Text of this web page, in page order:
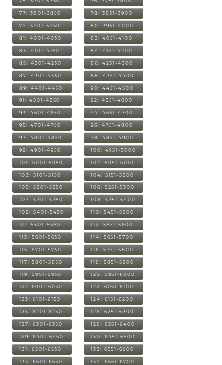
77: 3801-3850 78: 3851-3900
79: 3901-3950 80: 3951-4000
81: 4001-4050 82: 4051-4100
83: 4101-4150 84: 4151-4200
85: 4201-4250 86: 4251-4300
87: 4301-4350 88: 4351-4400
89: 4401-4450 90: 4451-4500
91: 4501-4550 92: 4551-4600
93: 4601-4650 94: 4651-4700
95: 4701-4750 96: 4751-4800
97: 4801-4850 98: 4851-4900
99: 4901-4950 100: 4951-5000
101: 5001-5050 102: 5051-5100
103: 5101-5150 104: 5151-5200
105: 5201-5250 106: 5251-5300
107: 5301-5350 108: 5351-5400
109: 5401-5450 110: 5451-5500
111: 5501-5550 112: 5551-5600
113: 5601-5650 114: 5651-5700
115: 5701-5750 116: 5751-5800
117: 5801-5850 118: 5851-5900
119: 5901-5950 120: 5951-6000
121: 6001-6050 122: 6051-6100
123: 6101-6150 124: 6151-6200
125: 6201-6250 126: 6251-6300
127: 6301-6350 128: 6351-6400
129: 6401-6450 130: 6451-6500
131: 6501-6550 132: 6551-6600
133: 6601-6650 134: 6651-6700